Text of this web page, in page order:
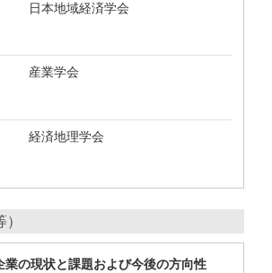
日本地域経済学会
産業学会
経済地理学会
業の現状と課題および今後の方向性